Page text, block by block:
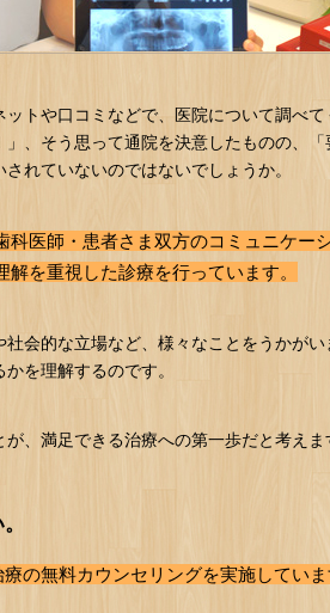
トや口コミなどで、医院について調べ
」、そう思って通院を決意したものの、
れていないのではないでしょうか。
科医師・患者さま双方のコミュニケー
を重視した診療を行っています。
会的な立場など、様々なことをうかが
を理解するのです。
、満足できる治療への第一歩だと考えま
の無料カウンセリングを実施していま